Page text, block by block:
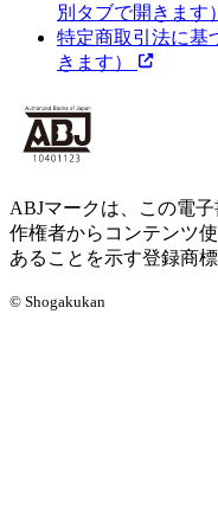
別タブで開きます）
特定商取引法に基
きます）
ABJマークは、この電
作権者からコンテンツ
あることを示す登録商
© Shogakukan